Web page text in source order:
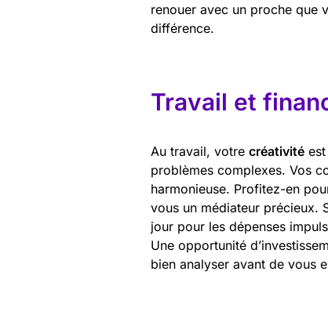
renouer avec un proche que
différence.
Travail et
Au travail, votre créativité
problèmes complexes. Vos
harmonieuse. Profitez-en
vous un médiateur précieux.
jour pour les dépenses
Une opportunité
bien analyser avant de vous